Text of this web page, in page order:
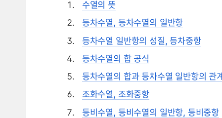
수열의 뜻
등차수열, 등차수열의 일반항
등차수열 일반항의 성질, 등차중항
등차수열의 합 공식
등차수열의 합과 등차수열 일반항의 관계
조화수열, 조화중항
등비수열, 등비수열의 일반항, 등비중항